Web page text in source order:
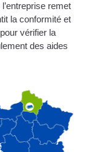
remet
la conformité et
vérifier la
des aides